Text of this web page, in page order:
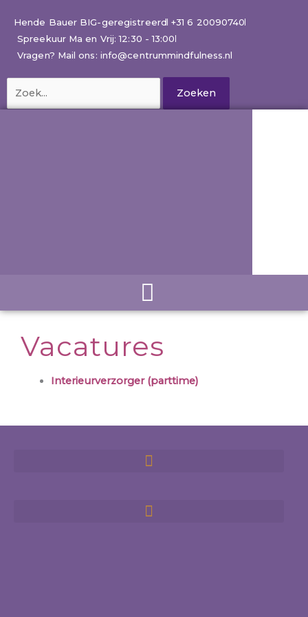
naar
inhoud
Hende Bauer BIG-geregistreerd +31 6 20090740
Spreekuur Ma en Vrij: 12:30 - 13:00
Vragen? Mail ons: info@centrummindfulness.nl
naar:
Vacatures
Interieurverzorger (parttime)